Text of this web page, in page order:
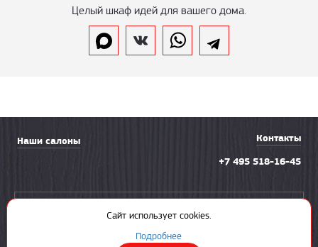
Целый шкаф идей для вашего дома.
Наши салоны
Контакты
+7 495 518-16-45
Сайт использует cookies.
Подробнее